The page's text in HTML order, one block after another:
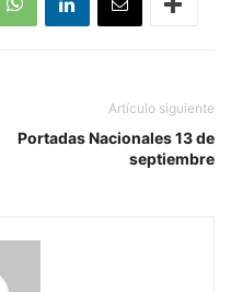
Artículo siguiente
Portadas Nacionales 13 de
septiembre